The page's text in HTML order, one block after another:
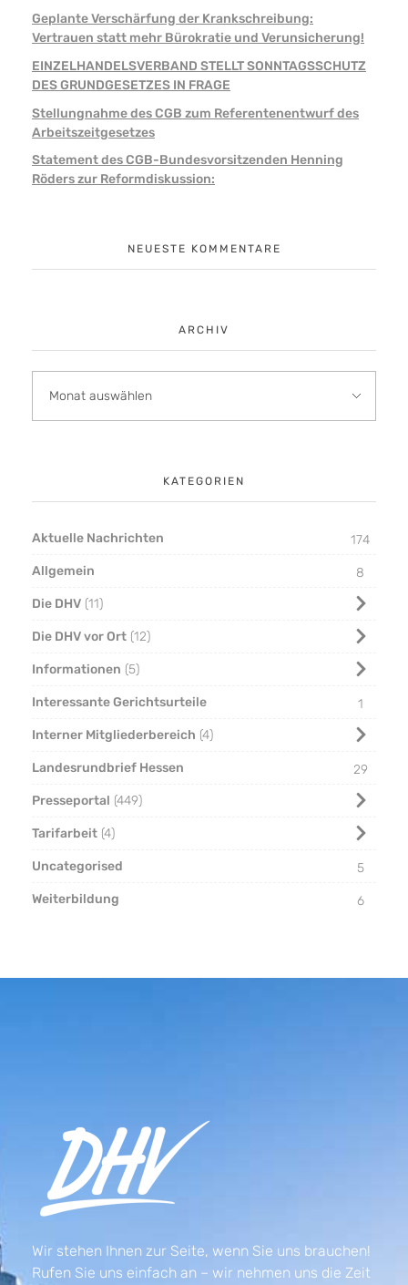
Geplante Verschärfung der Krankschreibung:
Vertrauen statt mehr Bürokratie und Verunsicherung!
EINZELHANDELSVERBAND STELLT SONNTAGSSCHUTZ
DES GRUNDGESETZES IN FRAGE
Stellungnahme des CGB zum Referentenentwurf des
Arbeitszeitgesetzes
Statement des CGB-Bundesvorsitzenden Henning
Röders zur Reformdiskussion:
NEUESTE KOMMENTARE
ARCHIV
KATEGORIEN
Aktuelle Nachrichten
174
Allgemein
8
Die DHV 11
Die DHV vor Ort 12
Informationen 5
Interessante Gerichtsurteile
1
Interner Mitgliederbereich 4
Landesrundbrief Hessen
29
Presseportal 449
Tarifarbeit 4
Uncategorised
5
Weiterbildung
6
Wir stehen Ihnen zur Seite, wenn Sie uns brauchen!
Rufen Sie uns einfach an – wir nehmen uns die Zeit